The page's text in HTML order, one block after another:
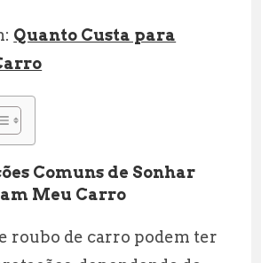
Quanto Custa para
Comuns de Sonhar
Meu Carro
roubo de carro podem ter